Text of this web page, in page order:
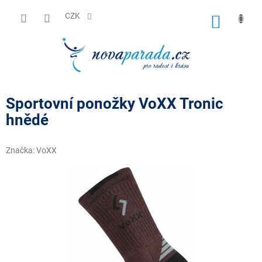
CZK
Sportovní ponožky VoXX Tronic
hnědé
Značka:VoXX